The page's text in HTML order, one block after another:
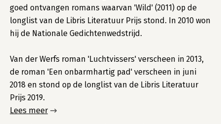
goed ontvangen romans waarvan 'Wild' (2011) op de
longlist van de Libris Literatuur Prijs stond. In 2010 won
hij de Nationale Gedichtenwedstrijd.
Van der Werfs roman 'Luchtvissers' verscheen in 2013,
de roman 'Een onbarmhartig pad' verscheen in juni
2018 en stond op de longlist van de Libris Literatuur
Prijs 2019.
Lees meer